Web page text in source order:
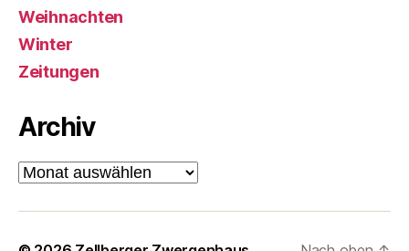
Weihnachten
Winter
Zeitungen
Archiv
Archiv